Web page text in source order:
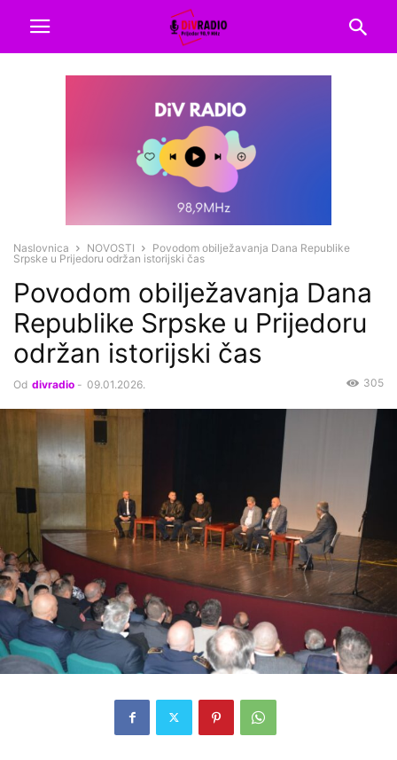
Naslovnica NOVOSTI
Povodom obilježavanja Dana Republike
Srpske u Prijedoru održan istorijski čas
Povodom obilježavanja Dana
Republike Srpske u Prijedoru
održan istorijski čas
Od divradio - 09.01.2026. 305